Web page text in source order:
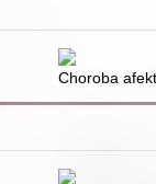
trudności
: jak
Choroba